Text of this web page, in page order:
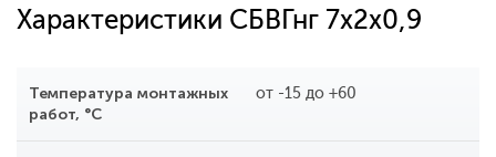
Характеристики СБВГнг 7x2x0,9
Температура монтажных
работ, °С
от -15 до +60